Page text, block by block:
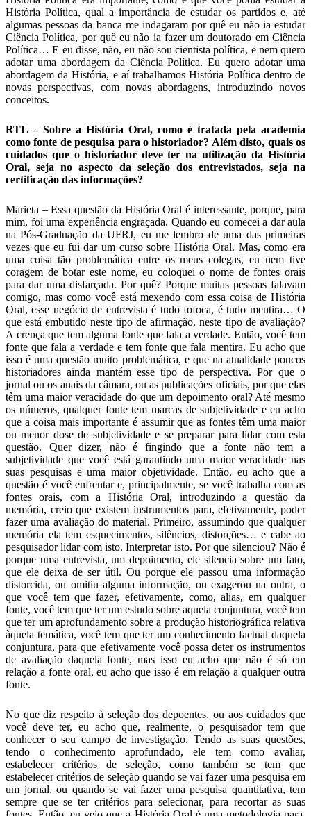
História Política, qual a importância de estudar os partidos e, até
algumas pessoas da banca me indagaram por quê eu não ia estudar
Ciência Política, por quê eu não ia fazer um doutorado em Ciência
Política… E eu disse, não, eu não sou cientista política, e nem quero
adotar uma abordagem da Ciência Política. Eu quero adotar uma
abordagem da História, e aí trabalhamos História Política dentro de
novas perspectivas, com novas abordagens, introduzindo novos
conceitos.
RTL – Sobre a História Oral, como é tratada pela academia
como fonte de pesquisa para o historiador? Além disto, quais os
cuidados que o historiador deve ter na utilização da História
Oral, seja no aspecto da seleção dos entrevistados, seja na
certificação das informações?
Marieta – Essa questão da História Oral é interessante, porque, para
mim, foi uma experiência engraçada. Quando eu comecei a dar aula
na Pós-Graduação da UFRJ, eu me lembro de uma das primeiras
vezes que eu fui dar um curso sobre História Oral. Mas, como era
uma coisa tão problemática entre os meus colegas, eu nem tive
coragem de botar este nome, eu coloquei o nome de fontes orais
para dar uma disfarçada. Por quê? Porque muitas pessoas falavam
comigo, mas como você está mexendo com essa coisa de História
Oral, esse negócio de entrevista é tudo fofoca, é tudo mentira… O
que está embutido neste tipo de afirmação, neste tipo de avaliação?
A crença que tem alguma fonte que fala a verdade. Então, você tem
fonte que fala a verdade e tem fonte que fala mentira. Eu acho que
isso é uma questão muito problemática, e que na atualidade poucos
historiadores ainda mantém esse tipo de perspectiva. Por que o
jornal ou os anais da câmara, ou as publicações oficiais, por que elas
têm uma maior veracidade do que um depoimento oral? Até mesmo
os números, qualquer fonte tem marcas de subjetividade e eu acho
que a coisa mais importante é assumir que as fontes têm uma maior
ou menor dose de subjetividade e se preparar para lidar com esta
questão. Quer dizer, não é fingindo que a fonte não tem a
subjetividade que você está garantindo uma maior veracidade nas
suas pesquisas e uma maior objetividade. Então, eu acho que a
questão é você enfrentar e, principalmente, se você trabalha com as
fontes orais, com a História Oral, introduzindo a questão da
memória, creio que existem instrumentos para, efetivamente, poder
fazer uma avaliação do material. Primeiro, assumindo que qualquer
memória ela tem esquecimentos, silêncios, distorções… e cabe ao
pesquisador lidar com isto. Interpretar isto. Por que silenciou? Não é
porque uma entrevista, um depoimento, ele silencia sobre um fato,
que ele deixa de ser útil. Ou porque ele passou uma informação
distorcida, ou omitiu alguma informação, ou exagerou na outra, o
que você tem que fazer, efetivamente, como, alias, em qualquer
fonte, você tem que ter um estudo sobre aquela conjuntura, você tem
que ter um aprofundamento sobre a produção historiográfica relativa
àquela temática, você tem que ter um conhecimento factual daquela
conjuntura, para que efetivamente você possa deter os instrumentos
de avaliação daquela fonte, mas isso eu acho que não é só em
relação a fonte oral, eu acho que isso é em relação a qualquer outra
fonte.
No que diz respeito à seleção dos depoentes, ou aos cuidados que
você deve ter, eu acho que, realmente, o pesquisador tem que
conhecer o seu campo de investigação. Tendo as suas questões,
tendo o conhecimento aprofundado, ele tem como avaliar,
estabelecer critérios de seleção, como também se tem que
estabelecer critérios de seleção quando se vai fazer uma pesquisa em
um jornal, ou quando se vai fazer uma pesquisa quantitativa, tem
sempre que se ter critérios para selecionar, para recortar as suas